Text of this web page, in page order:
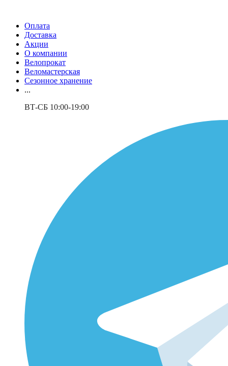
Оплата
Доставка
Акции
О компании
Велопрокат
Веломастерская
Сезонное хранение
...
ВТ-СБ 10:00-19:00